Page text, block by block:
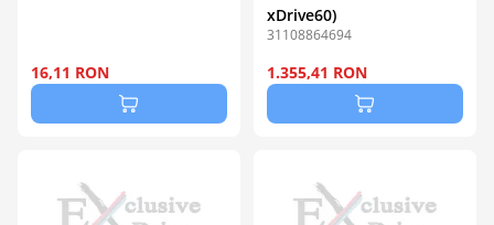
16,11 RON
xDrive60)
31108864694
1.355,41 RON